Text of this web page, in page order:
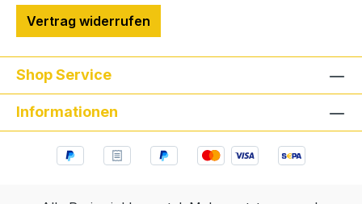
Vertrag widerrufen
Shop Service
Informationen